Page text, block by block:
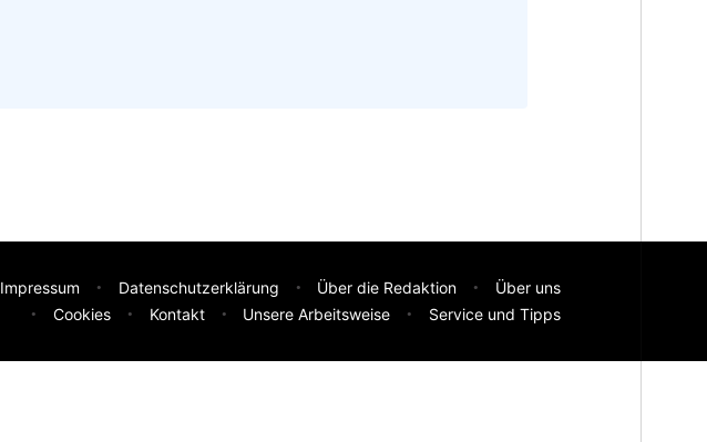
Impressum Datenschutzerklärung Über die Redaktion
Über uns
Cookies
Kontakt Unsere Arbeitsweise Service und Tipps